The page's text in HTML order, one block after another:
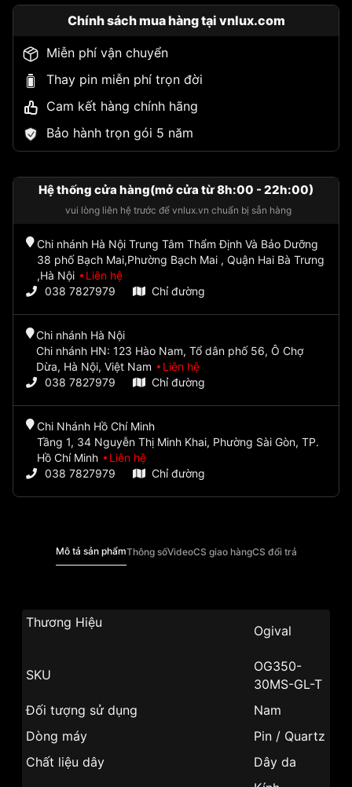
Chính sách mua hàng tại vnlux.com
Miễn phí vận chuyển
Thay pin miễn phí trọn đời
Cam kết hàng chính hãng
Bảo hành trọn gói 5 năm
Hệ thống cửa hàng(mở cửa từ 8h:00 - 22h:00)
vui lòng liên hệ trước để vnlux.vn chuẩn bị sẵn hàng
Chi nhánh Hà Nội Trung Tâm Thẩm Định Và Bảo Dưỡng
38 phố Bạch Mai,Phường Bạch Mai , Quận Hai Bà Trưng
,Hà Nội
Liên hệ
038 7827979
Chỉ đường
Chi nhánh Hà Nội
Chi nhánh HN: 123 Hào Nam, Tổ dân phố 56, Ô Chợ
Dừa, Hà Nội, Việt Nam
Liên hệ
038 7827979
Chỉ đường
Chi Nhánh Hồ Chí Minh
Tầng 1, 34 Nguyễn Thị Minh Khai, Phường Sài Gòn, TP.
Hồ Chí Minh
Liên hệ
038 7827979
Chỉ đường
Mô tả sản phẩmThông sốVideoCS giao hàngCS đổi trả
Thương Hiệu
Ogival
SKU
OG350-
30MS-GL-T
Đối tượng sử dụng
Nam
Dòng máy
Pin / Quartz
Chất liệu dây
Dây da